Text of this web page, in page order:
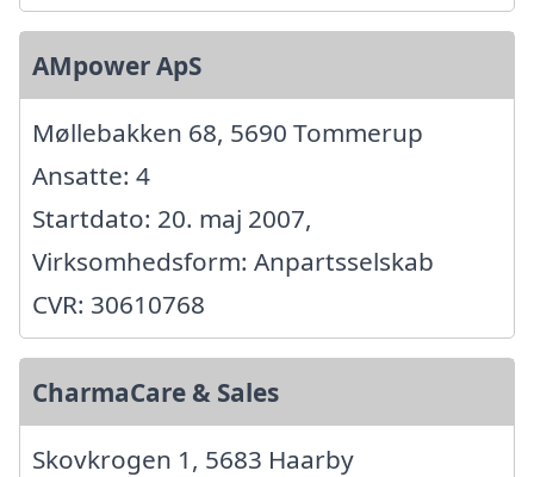
AMpower ApS
Møllebakken 68, 5690 Tommerup
Ansatte: 4
Startdato: 20. maj 2007,
Virksomhedsform: Anpartsselskab
CVR: 30610768
CharmaCare & Sales
Skovkrogen 1, 5683 Haarby